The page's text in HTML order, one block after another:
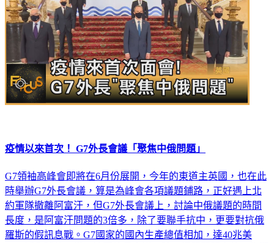
疫情以來首次！ G7外長會議「聚焦中俄問題」
G7領袖高峰會即將在6月份展開，今年的東道主英國，也在此
時舉辦G7外長會議，算是為峰會各項議題鋪路，正好遇上北
約軍隊撤離阿富汗，但G7外長會議上，討論中俄議題的時間
長度，是阿富汗問題的3倍多，除了要聯手抗中，更要對抗俄
羅斯的假訊息戰。G7國家的國內生產總值相加，達40兆美